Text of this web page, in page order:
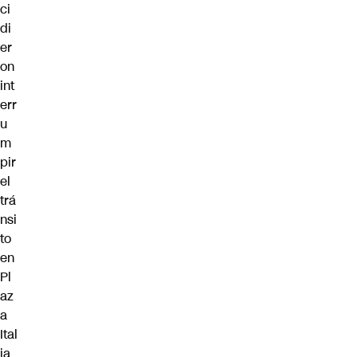
ci
di
er
on
int
err
u
m
pir
el
trá
nsi
to
en
Pl
az
a
Ital
ia